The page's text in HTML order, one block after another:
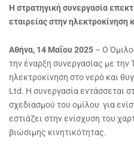
Η στρατηγική συνεργασία
εταιρείας στην ηλεκτροκίνηση
Αθήνα, 14 Μαΐου 2025 – Ο
την έναρξη συνεργασίας με την
ηλεκτροκίνηση στο νερό και
Ltd. Η συνεργασία εντάσσεται
σχεδιασμού του ομίλου για
εστιάζει στην ενίσχυση του
βιώσιμης κινητικότητας.